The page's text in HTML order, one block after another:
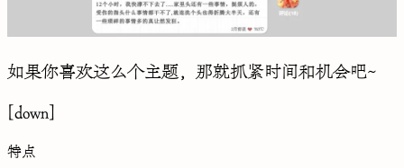
如果你喜欢这么个主题，那就抓紧时间和机会吧~
[down]
特点